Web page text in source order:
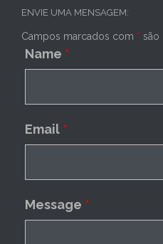
ENVIE UMA MENSAGEM:
Campos marcados com * são
Name *
Email *
Message *